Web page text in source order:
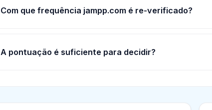
Com que frequência jampp.com é re-verificado?
A pontuação é suficiente para decidir?